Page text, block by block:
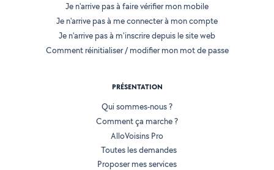
Je n'arrive pas à faire vérifier mon mobile
Je n'arrive pas à me connecter à mon compte
Je n'arrive pas à m'inscrire depuis le site web
Comment réinitialiser / modifier mon mot de passe
PRÉSENTATION
Qui sommes-nous ?
Comment ça marche ?
AlloVoisins Pro
Toutes les demandes
Proposer mes services